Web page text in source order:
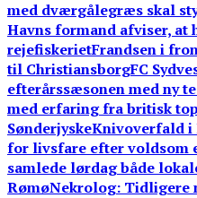
med dværgålegræs skal
Havns formand afviser, at
rejefiskerietFrandsen i
til ChristiansborgFC
efterårssæsonen med ny
med erfaring fra britisk
SønderjyskeKnivoverfald i
for livsfare efter voldsom
samlede lørdag både
RømøNekrolog: Tidligere